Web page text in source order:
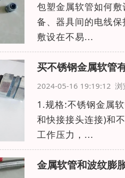
包塑金属软管如何
备、器具间的电线
敷设在不易...
买不锈钢金属软管
2024-05-16 19:19:12 浏
1.规格:不锈钢金属
和快接接头连接)和
工作压力，...
金属软管和波纹膨